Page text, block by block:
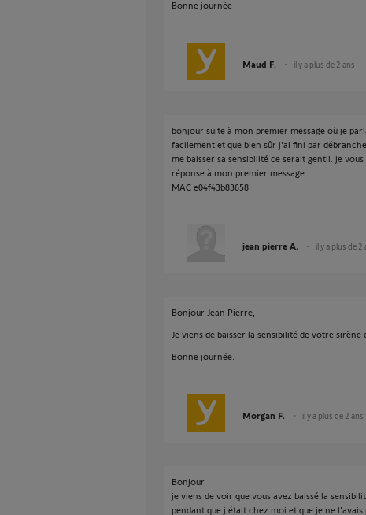
Bonne journée
Maud F. il y a plus de 2 ans
bonjour suite à mon premier message où je
facilement et que bien sûr j'ai fini par
me baisser sa sensibilité ce serait gentil. je
réponse à mon premier message.
MAC e04f43b83658
jean pierre A. il y a plus de 2
Bonjour Jean Pierre,
Je viens de baisser la sensibilité de votre sirène
Bonne journée.
Morgan F. il y a plus de 2 ans
Bonjour
je viens de voir que vous avez baissé la
pendant que j'était chez moi et que je ne